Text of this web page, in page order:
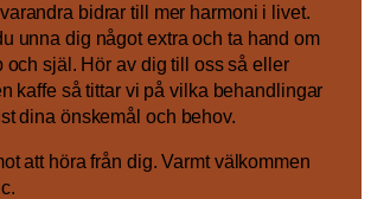
bidrar till mer harmoni i livet.
unna dig något extra och ta hand om
och själ. Hör av dig till oss så eller
kaffe så tittar vi på vilka behandlingar
dina önskemål och behov.
att höra från dig. Varmt välkommen